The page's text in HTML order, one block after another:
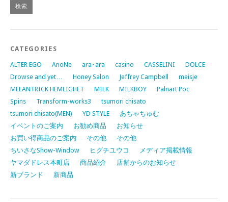
CATEGORIES
ALTER EGO AnoNe ara･ara casino CASSELINI
DOLCE
Drowse and yet…
Honey Salon Jeffrey Campbell
meisje
MELANTRICK HEMLIGHET
MILK MILKBOY
Palnart Poc
Spins
Transform-works3
tsumori chisato
tsumori chisato(MEN)
YD STYLE
あちゃちゅむ
イベントのご案内
お勧め商品
お知らせ
お買い得商品のご案内
その他
その他
ちいさなShow-Window
ヒグチユウコ
メディア掲載情報
ヤマダドレス本町店
商品紹介
店舗からのお知らせ
新ブランド
新商品